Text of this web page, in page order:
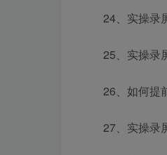
24、实操录
25、实操录
26、如何提
27、实操录